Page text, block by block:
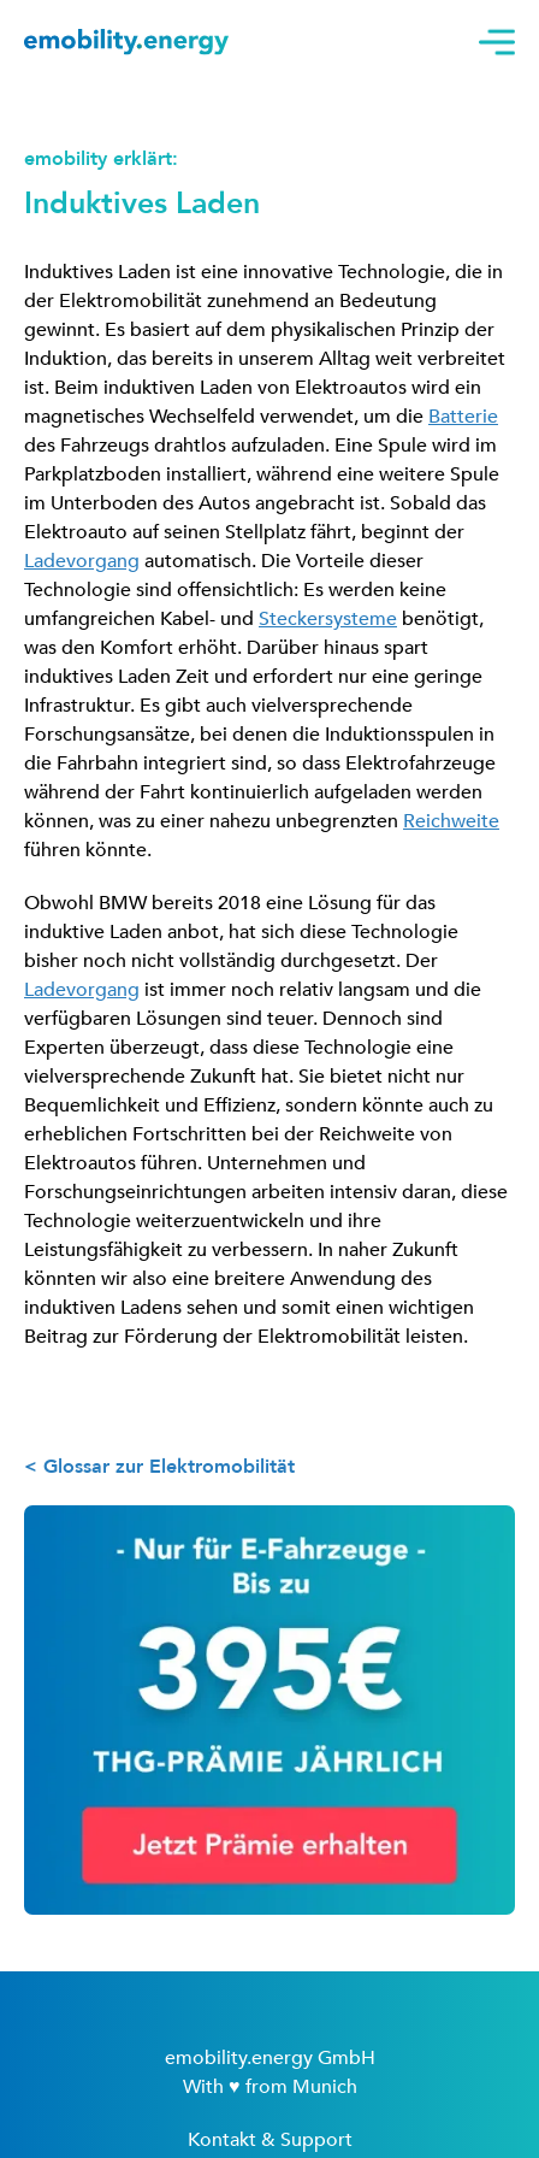
emobility erklärt:
Induktives Laden
Induktives Laden ist eine innovative Technologie, die in
der Elektromobilität zunehmend an Bedeutung
gewinnt. Es basiert auf dem physikalischen Prinzip der
Induktion, das bereits in unserem Alltag weit verbreitet
ist. Beim induktiven Laden von Elektroautos wird ein
magnetisches Wechselfeld verwendet, um die Batterie
des Fahrzeugs drahtlos aufzuladen. Eine Spule wird im
Parkplatzboden installiert, während eine weitere Spule
im Unterboden des Autos angebracht ist. Sobald das
Elektroauto auf seinen Stellplatz fährt, beginnt der
Ladevorgang automatisch. Die Vorteile dieser
Technologie sind offensichtlich: Es werden keine
umfangreichen Kabel- und Steckersysteme benötigt,
was den Komfort erhöht. Darüber hinaus spart
induktives Laden Zeit und erfordert nur eine geringe
Infrastruktur. Es gibt auch vielversprechende
Forschungsansätze, bei denen die Induktionsspulen in
die Fahrbahn integriert sind, so dass Elektrofahrzeuge
während der Fahrt kontinuierlich aufgeladen werden
können, was zu einer nahezu unbegrenzten Reichweite
führen könnte.
Obwohl BMW bereits 2018 eine Lösung für das
induktive Laden anbot, hat sich diese Technologie
bisher noch nicht vollständig durchgesetzt. Der
Ladevorgang ist immer noch relativ langsam und die
verfügbaren Lösungen sind teuer. Dennoch sind
Experten überzeugt, dass diese Technologie eine
vielversprechende Zukunft hat. Sie bietet nicht nur
Bequemlichkeit und Effizienz, sondern könnte auch zu
erheblichen Fortschritten bei der Reichweite von
Elektroautos führen. Unternehmen und
Forschungseinrichtungen arbeiten intensiv daran, diese
Technologie weiterzuentwickeln und ihre
Leistungsfähigkeit zu verbessern. In naher Zukunft
könnten wir also eine breitere Anwendung des
induktiven Ladens sehen und somit einen wichtigen
Beitrag zur Förderung der Elektromobilität leisten.
< Glossar zur Elektromobilität
emobility.energy GmbH
With ♥ from Munich
Kontakt & Support